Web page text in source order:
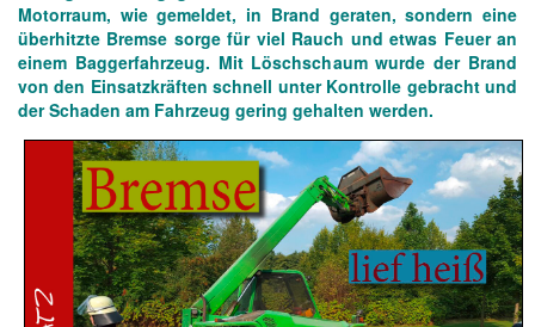
Motorraum, wie gemeldet, in Brand geraten, sondern eine
überhitzte Bremse sorge für viel Rauch und etwas Feuer an
einem Baggerfahrzeug. Mit Löschschaum wurde der Brand
von den Einsatzkräften schnell unter Kontrolle gebracht und
der Schaden am Fahrzeug gering gehalten werden.